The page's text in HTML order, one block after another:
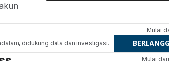
didukung data dan investigasi.
Mulai
Mulai dari